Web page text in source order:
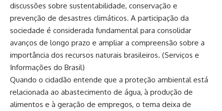
discussões sobre sustentabilidade, conservação e
prevenção de desastres climáticos. A participação da
sociedade é considerada fundamental para consolidar
avanços de longo prazo e ampliar a compreensão sobre a
importância dos recursos naturais brasileiros. (Serviços e
Informações do Brasil)
Quando o cidadão entende que a proteção ambiental está
relacionada ao abastecimento de água, à produção de
alimentos e à geração de empregos, o tema deixa de